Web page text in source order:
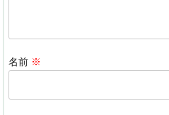
名前 ※